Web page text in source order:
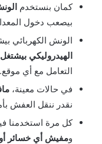
كمان بنستخدم
بيصعب دخول
الونش الكهربائي
الهيدروليكي
التعامل مع أي موقع.
في حالات معينة،
نقدر ننقل العفش
كل مرة استخدمنا
ومفيش أي خسائر أو